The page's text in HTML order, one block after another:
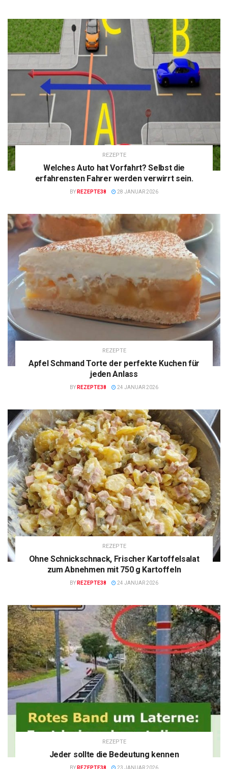
REZEPTE
Welches Auto hat Vorfahrt? Selbst die
erfahrensten Fahrer werden verwirrt sein.
BY REZEPTE38 28 JANUAR 2026
REZEPTE
Apfel Schmand Torte der perfekte Kuchen für
jeden Anlass
BY REZEPTE38 24 JANUAR 2026
REZEPTE
Ohne Schnickschnack, Frischer Kartoffelsalat
zum Abnehmen mit 750 g Kartoffeln
BY REZEPTE38 24 JANUAR 2026
REZEPTE
Jeder sollte die Bedeutung kennen
BY REZEPTE38 23 JANUAR 2026